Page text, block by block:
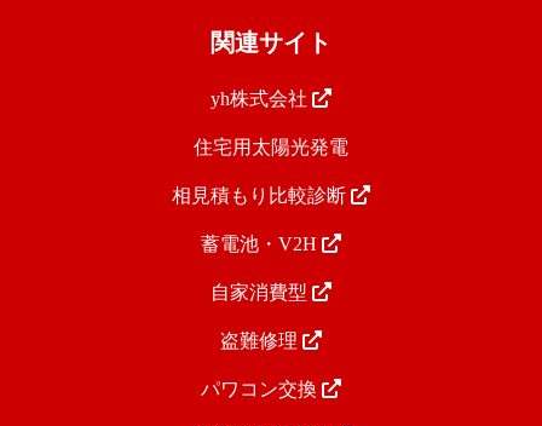
関連サイト
yh株式会社
住宅用太陽光発電
相見積もり比較診断
蓄電池・V2H
自家消費型
盗難修理
パワコン交換